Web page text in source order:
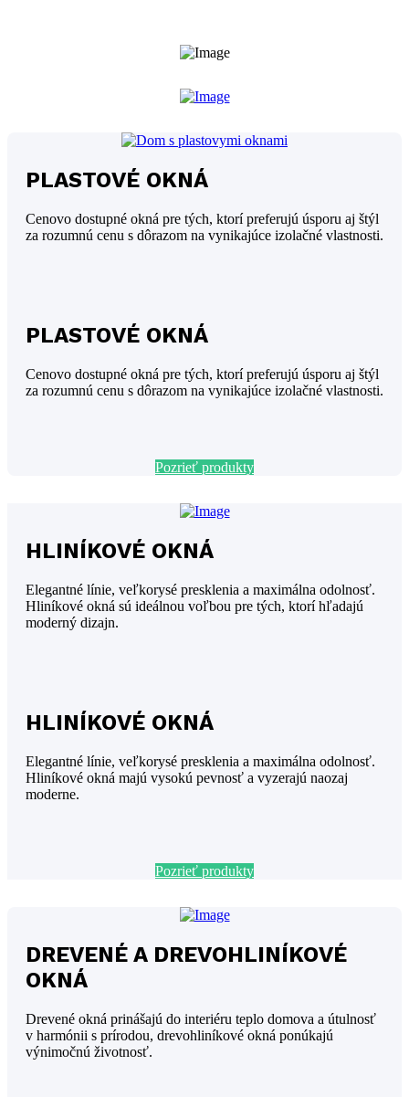
PLASTOVÉ OKNÁ
Cenovo dostupné okná pre tých, ktorí preferujú úsporu aj štýl
za rozumnú cenu s dôrazom na vynikajúce izolačné vlastnosti.
PLASTOVÉ OKNÁ
Cenovo dostupné okná pre tých, ktorí preferujú úsporu aj štýl
za rozumnú cenu s dôrazom na vynikajúce izolačné vlastnosti.
Pozrieť produkty
HLINÍKOVÉ OKNÁ
Elegantné línie, veľkorysé presklenia a maximálna odolnosť.
Hliníkové okná sú ideálnou voľbou pre tých, ktorí hľadajú
moderný dizajn.
HLINÍKOVÉ OKNÁ
Elegantné línie, veľkorysé presklenia a maximálna odolnosť.
Hliníkové okná majú vysokú pevnosť a vyzerajú naozaj
moderne.
Pozrieť produkty
DREVENÉ A DREVOHLINÍKOVÉ
OKNÁ
Drevené okná prinášajú do interiéru teplo domova a útulnosť
v harmónii s prírodou, drevohliníkové okná ponúkajú
výnimočnú životnosť.